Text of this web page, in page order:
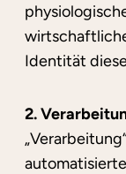
Identität
2.